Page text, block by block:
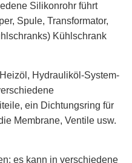
Silikonrohr führt
Spule, Transformator,
Kühlschrank
Heizöl, Hydrauliköl-System-
ein Dichtungsring für
Membrane, Ventile usw.
es kann in verschiedene